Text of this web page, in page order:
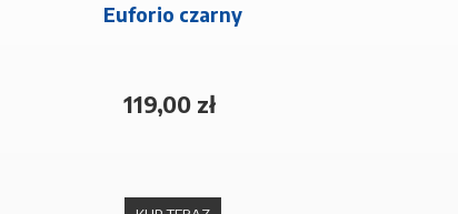
Euforio czarny
119,00 zł